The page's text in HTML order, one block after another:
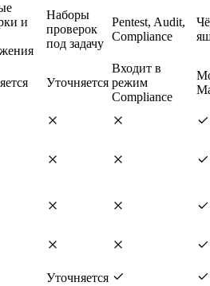
и
Наборы
проверок
под задачу
Pentest, Audit,
Compliance
Уточняется
Входит в
режим
Compliance
Уточняется